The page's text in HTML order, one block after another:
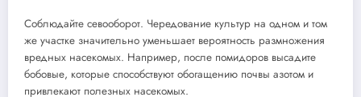
Соблюдайте севооборот. Чередование культур на одном и том
же участке значительно уменьшает вероятность размножения
вредных насекомых. Например, после помидоров высадите
бобовые, которые способствуют обогащению почвы азотом и
привлекают полезных насекомых.